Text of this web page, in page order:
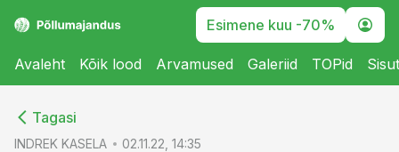
Esimene kuu -70%
Avaleht Kõik lood Arvamused Galeriid TOPid
Tagasi
INDREK KASELA 02.11.22, 14:35